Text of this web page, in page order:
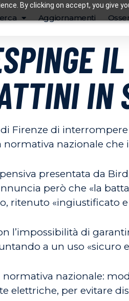
By clicking on accept, you give
Aggiornamenti
IN
Firenze di
nazionale che
presentata da
però che «la
ritenuto «ingiustificato
l’impossibilità di
a un uso «sicuro
nazionale:
elettriche, per evitare